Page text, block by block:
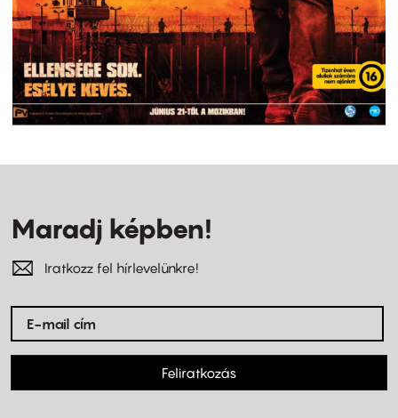
Maradj képben!
Iratkozz fel hírlevelünkre!
Feliratkozás